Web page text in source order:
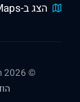
הצג ב-Google Maps
הודעה